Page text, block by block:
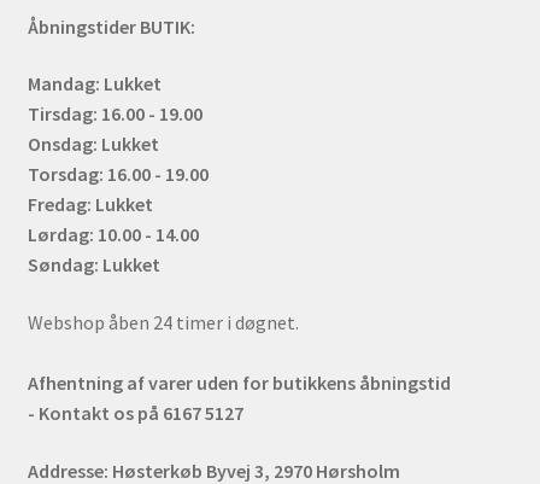
Åbningstider BUTIK:
Mandag: Lukket
Tirsdag: 16.00 - 19.00
Onsdag: Lukket
Torsdag: 16.00 - 19.00
Fredag: Lukket
Lørdag: 10.00 - 14.00
Søndag: Lukket
Webshop åben 24 timer i døgnet.
Afhentning af varer uden for butikkens åbningstid
- Kontakt os på 6167 5127
Addresse: Høsterkøb Byvej 3, 2970 Hørsholm